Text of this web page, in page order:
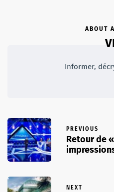
ABOUT
Informer,
PREVIOUS
Retour de
NEXT